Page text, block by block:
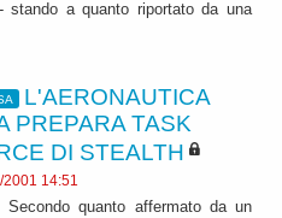
stando a quanto riportato da una
L'AERONAUTICA
PREPARA TASK
DI STEALTH
2001 14:51
Secondo quanto affermato da un